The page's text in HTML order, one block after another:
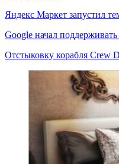
Яндекс Маркет запустил
Google начал
Отстыковку корабля